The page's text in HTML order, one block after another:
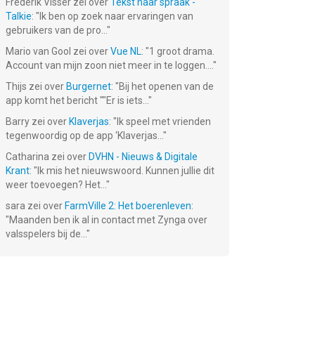
Talkie: " Ik ben op zoek naar ervaringen van
gebruikers van de pro... "
Mario van Gool zei overVue NL: "1 groot drama.
Account van mijn zoon niet meer in te loggen.... "
Thijs zei over Burgernet: "Bij het openen van de
app komt het bericht ""Er is iets... "
Barry zei over Klaverjas: " Ik speel met vrienden
tegenwoordig op de app ‘Klaverjas... "
Catharina zei over DVHN - Nieuws & Digitale
Krant: " Ik mis het nieuwswoord. Kunnen jullie dit
weer toevoegen? Het... "
sara zei over FarmVille 2: Het boerenleven:
"Maanden ben ik al in contact met Zynga over
valsspelers bij de... "